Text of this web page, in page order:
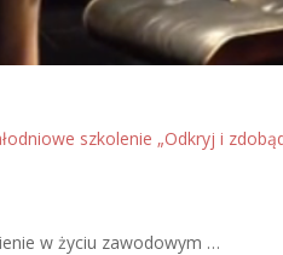
szkolenie „Odkryj i
w życiu zawodowym …